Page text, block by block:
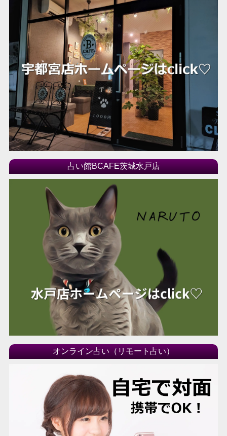
2015年11月
2015年10月
2015年09月
2015年08月
2015年07月
2015年06月
2015年05月
占い館BCAFE茨城水戸店
オンライン占い（リモート占い）